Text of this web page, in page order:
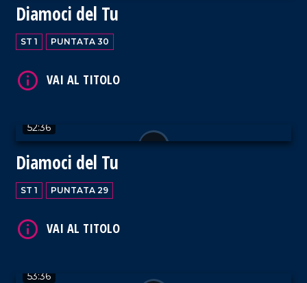
Diamoci del Tu
ST 1 PUNTATA 30
52:36
Diamoci del Tu
ST 1 PUNTATA 29
53:36
VAI AL TITOLO
VAI AL TITOLO